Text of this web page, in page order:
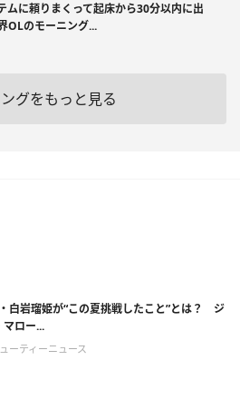
ムに頼りまくって起床から30分以内に出
のモーニング...
グをもっと見る
白岩瑠姫が“この夏挑戦したこと”とは？ ジ
マロー...
ーティーニュース